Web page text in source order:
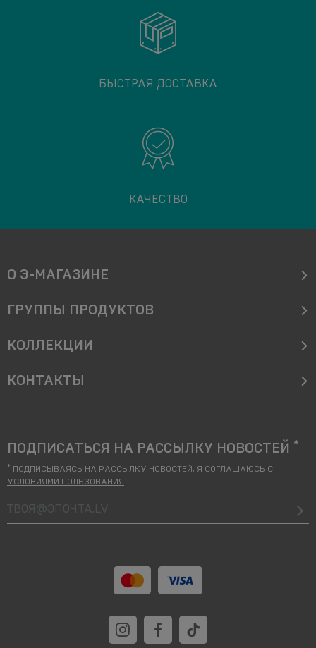
БЫСТРАЯ ДОСТАВКА
КАЧЕСТВО
О Э-МАГАЗИНЕ
ГРУППЫ ПРОДУКТОВ
КОЛЛЕКЦИИ
KОНТАКТЫ
ПОДПИСАТЬСЯ НА РАССЫЛКУ НОВОСТЕЙ *
* ПОДПИСЫВАЯСЬ НА РАССЫЛКУ НОВОСТЕЙ, Я СОГЛАШАЮСЬ С
УСЛОВИЯМИ ПОЛЬЗОВАНИЯ
твоя@Эпочта.lv